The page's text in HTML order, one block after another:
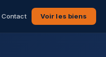
Contact Voir les biens